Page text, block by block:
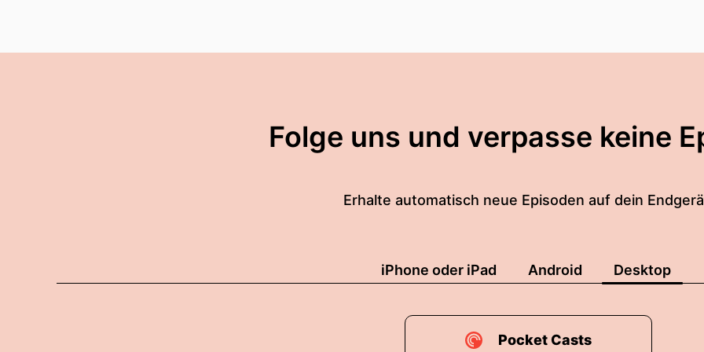
00:01:40: Gibt es eine Begrüßung?
00:01:42: So eine klassische... Ich glaube also unter Piloten.
00:01:46: an Bord würde ich sagen.
Folge uns und verpasse keine
Erhalte automatisch neue Episoden auf dein
iPhone oder iPad Android Desktop
Pocket Casts